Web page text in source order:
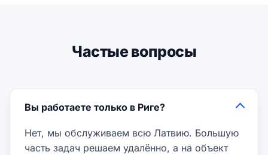
Частые вопросы
Вы работаете только в Риге?
Нет, мы обслуживаем всю Латвию. Большую
часть задач решаем удалённо, а на объект